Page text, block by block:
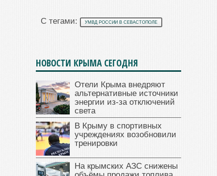
С тегами: УМВД РОССИИ В СЕВАСТОПОЛЕ
НОВОСТИ КРЫМА СЕГОДНЯ
Отели Крыма внедряют
альтернативные источники
энергии из-за отключений
света
В Крыму в спортивных
учреждениях возобновили
тренировки
На крымских АЗС снижены